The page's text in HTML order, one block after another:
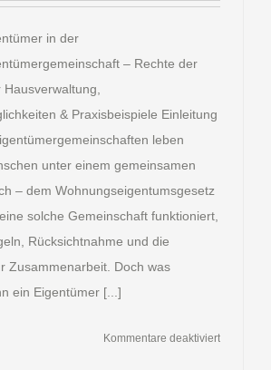
in der
– Rechte der
& Praxisbeispiele Einleitung
leben
unter einem gemeinsamen
– dem Wohnungseigentumsgesetz
solche Gemeinschaft funktioniert,
Rücksichtnahme und die
Zusammenarbeit. Doch was
ein Eigentümer [...]
Kommentare deaktiviertfür